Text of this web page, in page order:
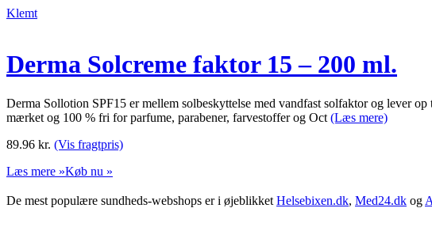
Klemt
Derma Solcreme faktor 15 – 200 ml.
Derma Sollotion SPF15 er mellem solbeskyttelse med vandfast solfaktor og lever
mærket og 100 % fri for parfume, parabener, farvestoffer og Oct (Læs mere)
89.96 kr. (Vis fragtpris)
Læs mere »Køb nu »
De mest populære sundheds-webshops er i øjeblikket Helsebixen.dk, Med24.dk og